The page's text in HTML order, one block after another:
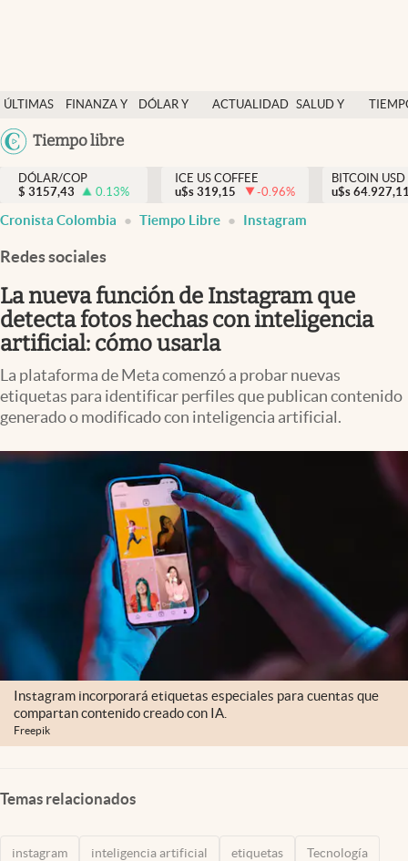
ÚLTIMAS
NOTICIAS
FINANZA Y
DÓLAR Y
ACTUALIDAD SALUD Y
México
Tiempo libre
Salud y nutrición
Vida espiritual
Actualidad
Colombia
DÓLAR/COP
$ 3157,43 0.13%
ICE US COFFEE
u$s 319,15 -0.96%
BITCOIN USD
u$s
Cronista Colombia Tiempo Libre Instagram
Redes sociales
La nueva función de Instagram que
detecta fotos hechas con inteligencia
artificial: cómo usarla
La plataforma de Meta comenzó a probar nuevas
etiquetas para identificar perfiles que publican contenido
generado o modificado con inteligencia artificial.
Instagram incorporará etiquetas especiales para cuentas que
compartan contenido creado con IA.
Freepik
Temas relacionados
instagram inteligencia artificial etiquetas Tecnología